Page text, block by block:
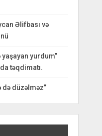
Əlifbası və
yurdum”
təqdimatı.
də düzəlməz”